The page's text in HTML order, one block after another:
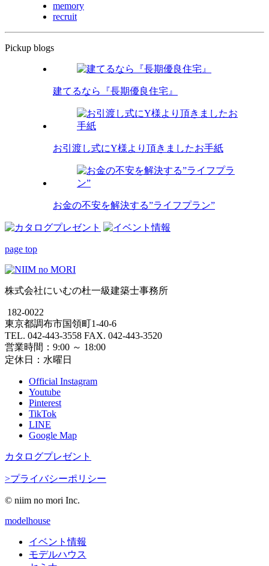
memory
recruit
Pickup blogs
建てるなら『長期優良住宅』
お引渡し式にY様より頂きましたお手紙
お金の不安を解決する”ライフプラン”
page top
株式会社にいむの杜一級建築士事務所
182-0022
東京都調布市国領町1-40-6
TEL. 042-443-3558 FAX. 042-443-3520
営業時間：9:00 ～ 18:00
定休日：水曜日
Official Instagram
Youtube
Pinterest
TikTok
LINE
Google Map
カタログプレゼント
>プライバシーポリシー
© niim no mori Inc.
modelhouse
イベント情報
モデルハウス